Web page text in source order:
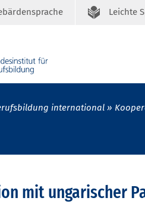
Leichte
international
mit ungarischer